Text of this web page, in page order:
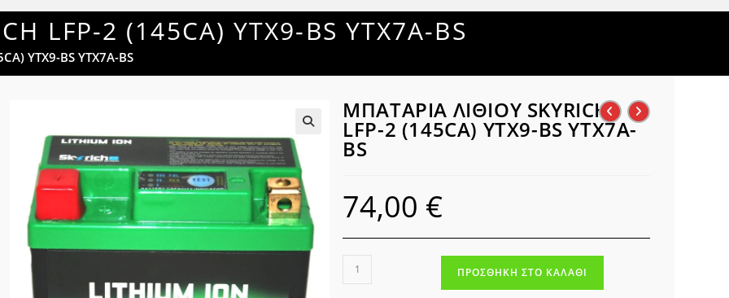
LFP-2 (145CA) YTX9-BS YTX7A-BS
YTX9-BS YTX7A-BS
ΜΠΑΤΑΡΙΑ ΛΙΘΙΟΥ SKYRICH
LFP-2 (145CA) YTX9-BS YTX7A-
BS
74,00 €
ΜΠΑΤΑΡΙΑ
ΠΡΟΣΘΉΚΗ ΣΤΟ ΚΑΛΆΘΙ